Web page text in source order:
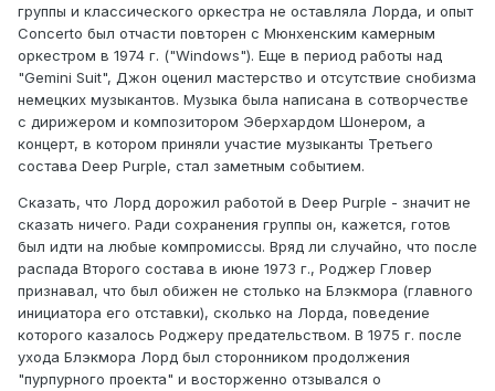
группы и классического оркестра не оставляла Лорда, и опыт
Concerto был отчасти повторен с Мюнхенским камерным
оркестром в 1974 г. ("Windows"). Еще в период работы над
"Gemini Suit", Джон оценил мастерство и отсутствие снобизма
немецких музыкантов. Музыка была написана в сотворчестве
с дирижером и композитором Эберхардом Шонером, а
концерт, в котором приняли участие музыканты Третьего
состава Deep Purple, стал заметным событием.
Сказать, что Лорд дорожил работой в Deep Purple - значит не
сказать ничего. Ради сохранения группы он, кажется, готов
был идти на любые компромиссы. Вряд ли случайно, что после
распада Второго состава в июне 1973 г., Роджер Гловер
признавал, что был обижен не столько на Блэкмора (главного
инициатора его отставки), сколько на Лорда, поведение
которого казалось Роджеру предательством. В 1975 г. после
ухода Блэкмора Лорд был сторонником продолжения
"пурпурного проекта" и восторженно отзывался о